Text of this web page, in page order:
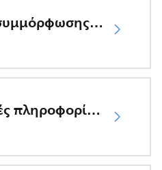
Δήλωση συμμόρφωσης ΕΕ
Σημαντικές πληροφορίες ασφαλείας